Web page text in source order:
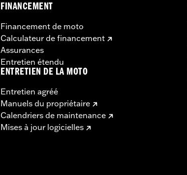
FINANCEMENT
Financement de moto
Calculateur de financement
Assurances
Entretien étendu
ENTRETIEN DE LA MOTO
Entretien agréé
Manuels du propriétaire
Calendriers de maintenance
Mises à jour logicielles